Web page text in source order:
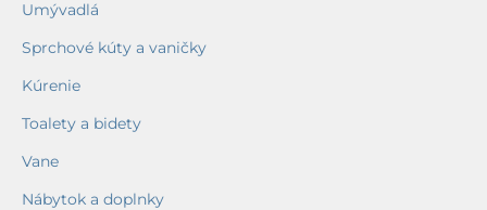
Umývadlá
Sprchové kúty a vaničky
Kúrenie
Toalety a bidety
Vane
Nábytok a doplnky